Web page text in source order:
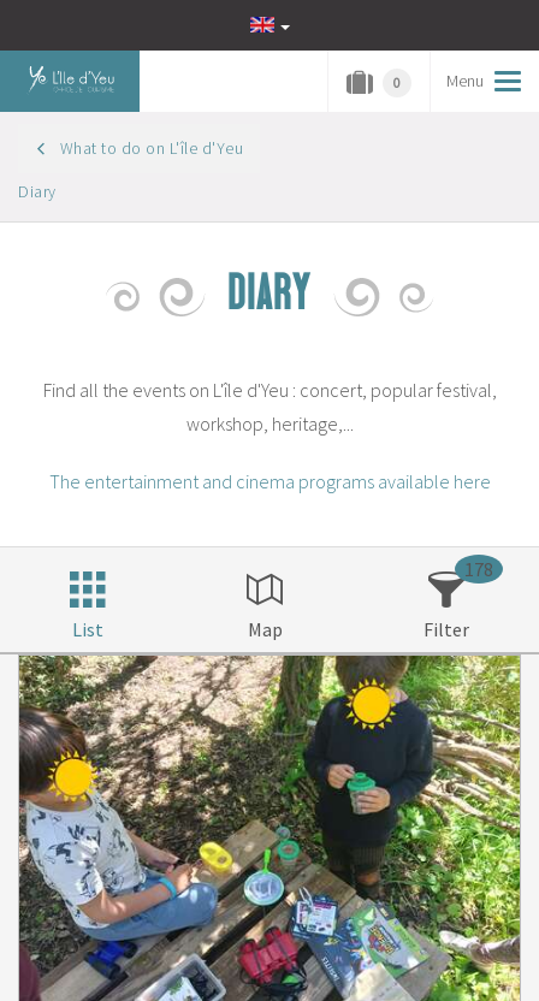
Menu
0
What to do on L'île d'Yeu
Diary
DIARY
Find all the events on L'île d'Yeu : concert, popular festival,
workshop, heritage,...
The entertainment and cinema programs available here
List Map Filter
178